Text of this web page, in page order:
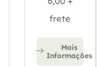
frete
Mais
Informações